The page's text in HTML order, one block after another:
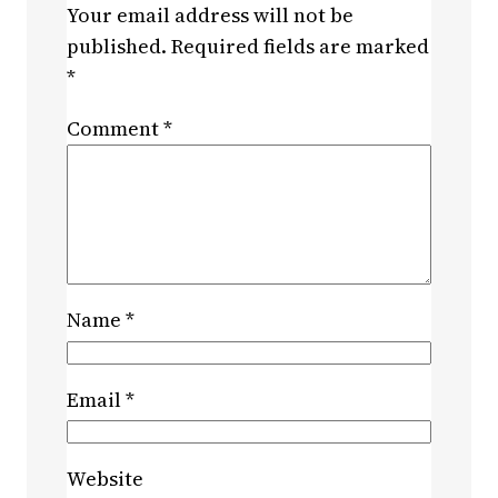
Your email address will not be
published. Required fields are marked
*
Comment*
Name *
Email*
Website